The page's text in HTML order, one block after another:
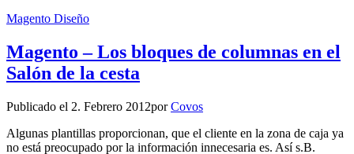
Magento Diseño
Magento – Los bloques de columnas en el
Salón de la cesta
Publicado el 2. Febrero 2012porCovos
Algunas plantillas proporcionan, que el cliente en la zona de caja ya
no está preocupado por la información innecesaria es. Así s.B.